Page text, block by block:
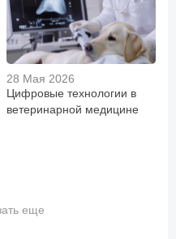
28 Мая 2026
Цифровые технологии в
ветеринарной медицине
еще